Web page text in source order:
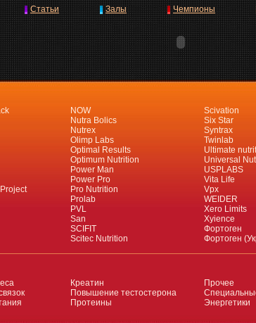
Статьи Залы Чемпионы
NOW
Nutra Bolics
Nutrex
Olimp Labs
Optimal Results
Optimum Nutrition
Power Man
Power Pro
Pro Nutrition
Prolab
PVL
San
SCIFIT
Scitec Nutrition
Scivation
Six Star
Syntrax
Twinlab
Ultimate
Universal
USPLABS
Vita Life
Vpx
WEIDER
Xero Limits
Xyience
Фортоген
Фортоген
Креатин
Повышение тестостерона
Протеины
Прочее
Энергетики